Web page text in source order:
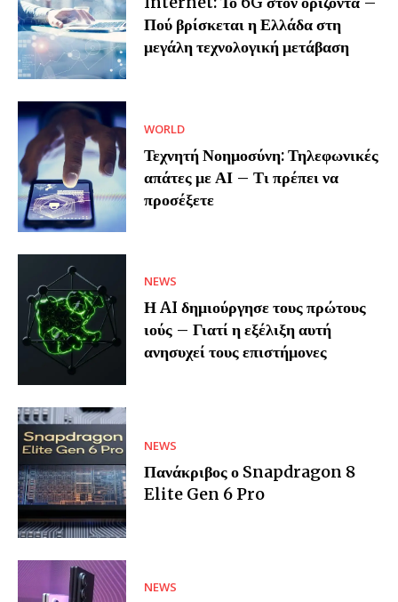
Πού βρίσκεται η Ελλάδα στη
μεγάλη τεχνολογική μετάβαση
WORLD
Τεχνητή Νοημοσύνη: Τηλεφωνικές
απάτες με ΑΙ – Τι πρέπει να
προσέξετε
NEWS
Η AI δημιούργησε τους πρώτους
ιούς – Γιατί η εξέλιξη αυτή
ανησυχεί τους επιστήμονες
NEWS
Πανάκριβος ο Snapdragon 8
Elite Gen 6 Pro
NEWS